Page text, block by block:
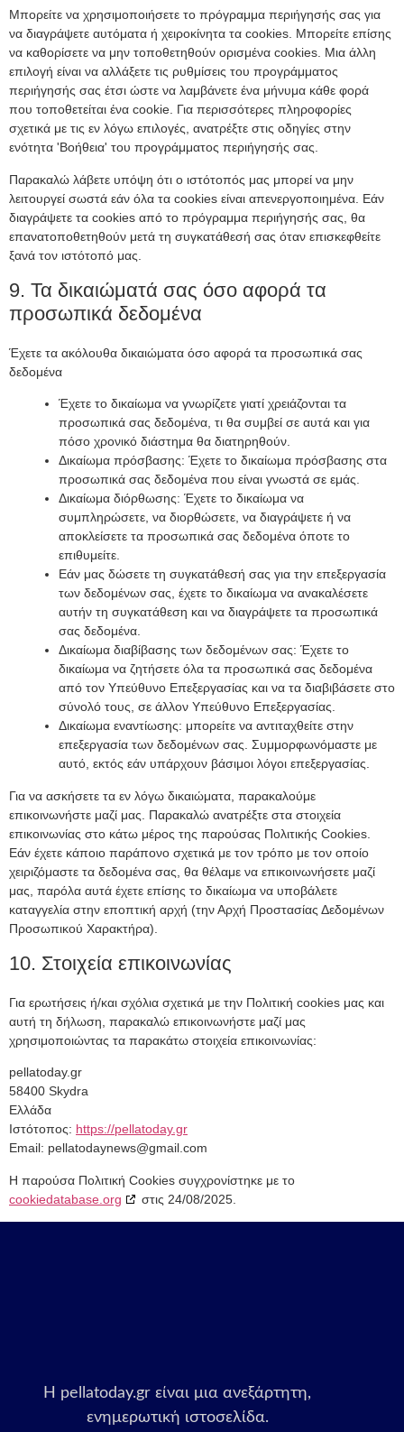
Μπορείτε να χρησιμοποιήσετε το πρόγραμμα περιήγησής σας για
να διαγράψετε αυτόματα ή χειροκίνητα τα cookies. Μπορείτε επίσης
να καθορίσετε να μην τοποθετηθούν ορισμένα cookies. Μια άλλη
επιλογή είναι να αλλάξετε τις ρυθμίσεις του προγράμματος
περιήγησής σας έτσι ώστε να λαμβάνετε ένα μήνυμα κάθε φορά
που τοποθετείται ένα cookie. Για περισσότερες πληροφορίες
σχετικά με τις εν λόγω επιλογές, ανατρέξτε στις οδηγίες στην
ενότητα 'Βοήθεια' του προγράμματος περιήγησής σας.
Παρακαλώ λάβετε υπόψη ότι ο ιστότοπός μας μπορεί να μην
λειτουργεί σωστά εάν όλα τα cookies είναι απενεργοποιημένα. Εάν
διαγράψετε τα cookies από το πρόγραμμα περιήγησής σας, θα
επανατοποθετηθούν μετά τη συγκατάθεσή σας όταν επισκεφθείτε
ξανά τον ιστότοπό μας.
9. Τα δικαιώματά σας όσο αφορά τα
προσωπικά δεδομένα
Έχετε τα ακόλουθα δικαιώματα όσο αφορά τα προσωπικά σας
δεδομένα
Έχετε το δικαίωμα να γνωρίζετε γιατί χρειάζονται τα
προσωπικά σας δεδομένα, τι θα συμβεί σε αυτά και για
πόσο χρονικό διάστημα θα διατηρηθούν.
Δικαίωμα πρόσβασης: Έχετε το δικαίωμα πρόσβασης στα
προσωπικά σας δεδομένα που είναι γνωστά σε εμάς.
Δικαίωμα διόρθωσης: Έχετε το δικαίωμα να
συμπληρώσετε, να διορθώσετε, να διαγράψετε ή να
αποκλείσετε τα προσωπικά σας δεδομένα όποτε το
επιθυμείτε.
Εάν μας δώσετε τη συγκατάθεσή σας για την επεξεργασία
των δεδομένων σας, έχετε το δικαίωμα να ανακαλέσετε
αυτήν τη συγκατάθεση και να διαγράψετε τα προσωπικά
σας δεδομένα.
Δικαίωμα διαβίβασης των δεδομένων σας: Έχετε το
δικαίωμα να ζητήσετε όλα τα προσωπικά σας δεδομένα
από τον Υπεύθυνο Επεξεργασίας και να τα διαβιβάσετε στο
σύνολό τους, σε άλλον Υπεύθυνο Επεξεργασίας.
Δικαίωμα εναντίωσης: μπορείτε να αντιταχθείτε στην
επεξεργασία των δεδομένων σας. Συμμορφωνόμαστε με
αυτό, εκτός εάν υπάρχουν βάσιμοι λόγοι επεξεργασίας.
Για να ασκήσετε τα εν λόγω δικαιώματα, παρακαλούμε
επικοινωνήστε μαζί μας. Παρακαλώ ανατρέξτε στα στοιχεία
επικοινωνίας στο κάτω μέρος της παρούσας Πολιτικής Cookies.
Εάν έχετε κάποιο παράπονο σχετικά με τον τρόπο με τον οποίο
χειριζόμαστε τα δεδομένα σας, θα θέλαμε να επικοινωνήσετε μαζί
μας, παρόλα αυτά έχετε επίσης το δικαίωμα να υποβάλετε
καταγγελία στην εποπτική αρχή (την Αρχή Προστασίας Δεδομένων
Προσωπικού Χαρακτήρα).
10. Στοιχεία επικοινωνίας
Για ερωτήσεις ή/και σχόλια σχετικά με την Πολιτική cookies μας και
αυτή τη δήλωση, παρακαλώ επικοινωνήστε μαζί μας
χρησιμοποιώντας τα παρακάτω στοιχεία επικοινωνίας:
pellatoday.gr
58400 Skydra
Ελλάδα
Ιστότοπος: https://pellatoday.gr
Email: pellatodaynews@gmail.com
Η παρούσα Πολιτική Cookies συγχρονίστηκε με το
cookiedatabase.org
στις 24/08/2025.
Η pellatoday.gr είναι μια ανεξάρτητη,
ενημερωτική ιστοσελίδα.